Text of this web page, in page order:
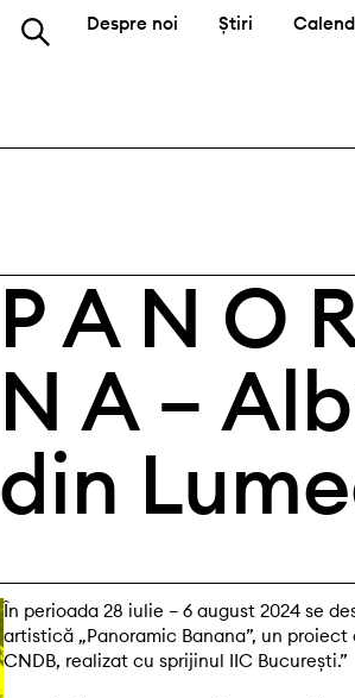
Despre noi Știri
P A N O
N A –
din
În perioada 28 iulie – 6 august 2024 se
artistică „Panoramic Banana”, un
CNDB, realizat cu sprijinul IIC București.”